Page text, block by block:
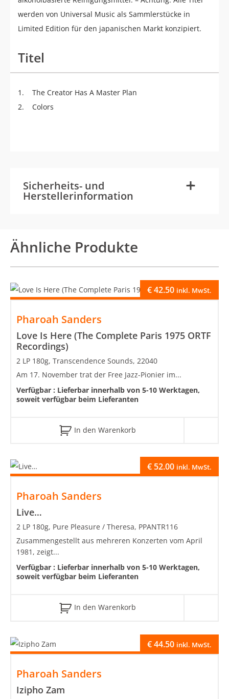
werden von Universal Music als Sammlerstücke in
Limited Edition für den japanischen Markt konzipiert.
Titel
1. The Creator Has A Master Plan
2. Colors
Sicherheits- und
Herstellerinformation +
-
Ähnliche Produkte
Pharoah Sanders
Love Is Here (The Complete Paris 1975 ORTF
Recordings)
€42.50 inkl. MwSt.
2 LP 180g, Transcendence Sounds, 22040
Am 17. November trat der Free Jazz-Pionier im...
Verfügbar : Lieferbar innerhalb von 5-10 Werktagen,
soweit verfügbar beim Lieferanten
In den Warenkorb
Pharoah Sanders
Live…
€52.00 inkl. MwSt.
2 LP 180g, Pure Pleasure / Theresa, PPANTR116
Zusammengestellt aus mehreren Konzerten vom April
1981, zeigt...
Verfügbar : Lieferbar innerhalb von 5-10 Werktagen,
soweit verfügbar beim Lieferanten
In den Warenkorb
Pharoah Sanders
Izipho Zam
€44.50 inkl. MwSt.